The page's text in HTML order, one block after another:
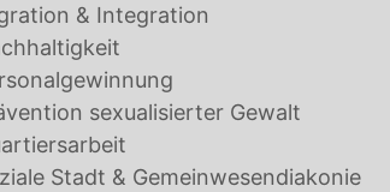
& Integration
sexualisierter Gewalt
Stadt & Gemeinwesendiakonie